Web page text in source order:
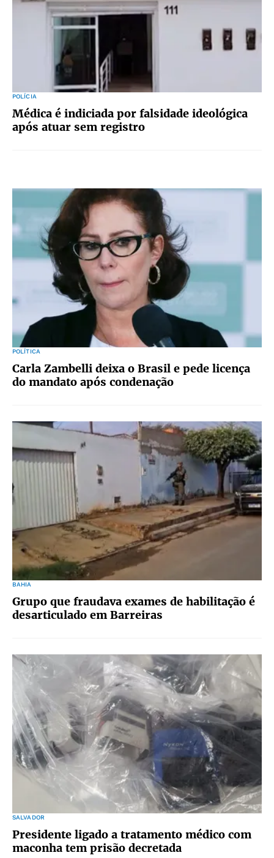
POLÍCIA
Médica é indiciada por falsidade ideológica
após atuar sem registro
POLÍTICA
Carla Zambelli deixa o Brasil e pede licença
do mandato após condenação
BAHIA
Grupo que fraudava exames de habilitação é
desarticulado em Barreiras
SALVADOR
Presidente ligado a tratamento médico com
maconha tem prisão decretada